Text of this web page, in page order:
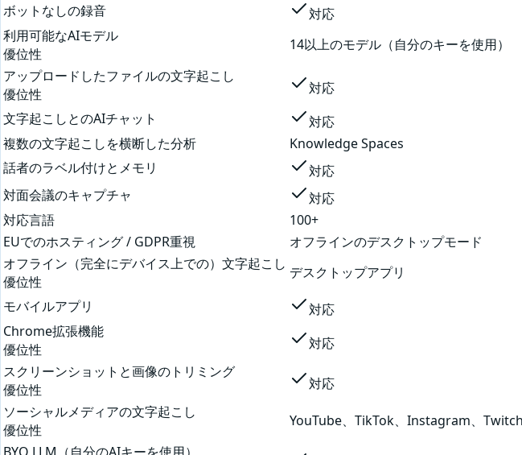
ボットなしの録音
対応
利用可能なAIモデル
優位性
14以上のモデル（自分のキーを使用）
アップロードしたファイルの文字起こし
優位性
対応
文字起こしとのAIチャット
対応
複数の文字起こしを横断した分析
Knowledge Spaces
話者のラベル付けとメモリ
対応
対面会議のキャプチャ
対応
対応言語
100+
EUでのホスティング / GDPR重視
オフラインのデスクトップモード
オフライン（完全にデバイス上での）文字起こし
優位性
デスクトップアプリ
モバイルアプリ
対応
Chrome拡張機能
優位性
対応
スクリーンショットと画像のトリミング
優位性
対応
ソーシャルメディアの文字起こし
優位性
YouTube、TikTok、Instagram、